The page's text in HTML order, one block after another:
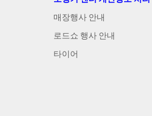
매장행사 안내
로드쇼 행사 안내
타이어